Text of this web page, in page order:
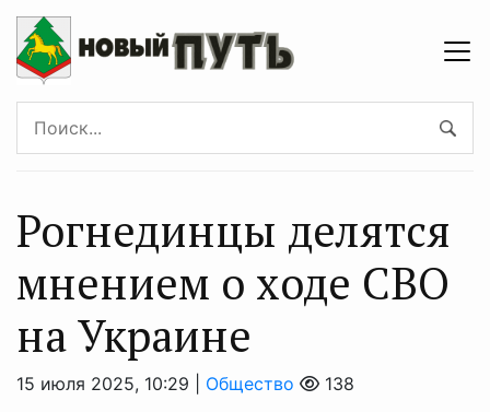
Рогнединцы делятся
мнением о ходе СВО
на Украине
15 июля 2025, 10:29 | Общество 138